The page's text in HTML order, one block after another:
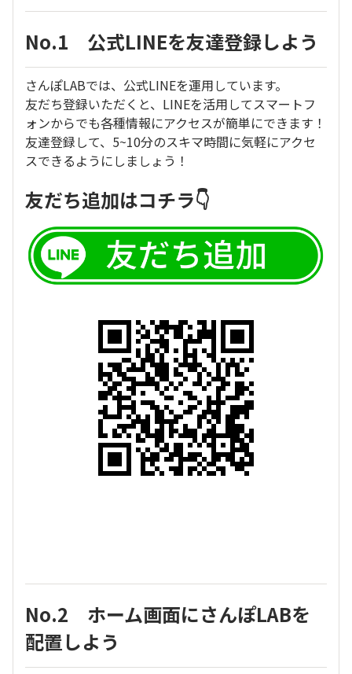
No.1 公式LINEを友達登録しよう
さんぽLABでは、公式LINEを運用しています。
友だち登録いただくと、LINEを活用してスマートフ
ォンからでも各種情報にアクセスが簡単にできます！
友達登録して、5~10分のスキマ時間に気軽にアクセ
スできるようにしましょう！
友だち追加はコチラ👇
No.2 ホーム画面にさんぽLABを
配置しよう